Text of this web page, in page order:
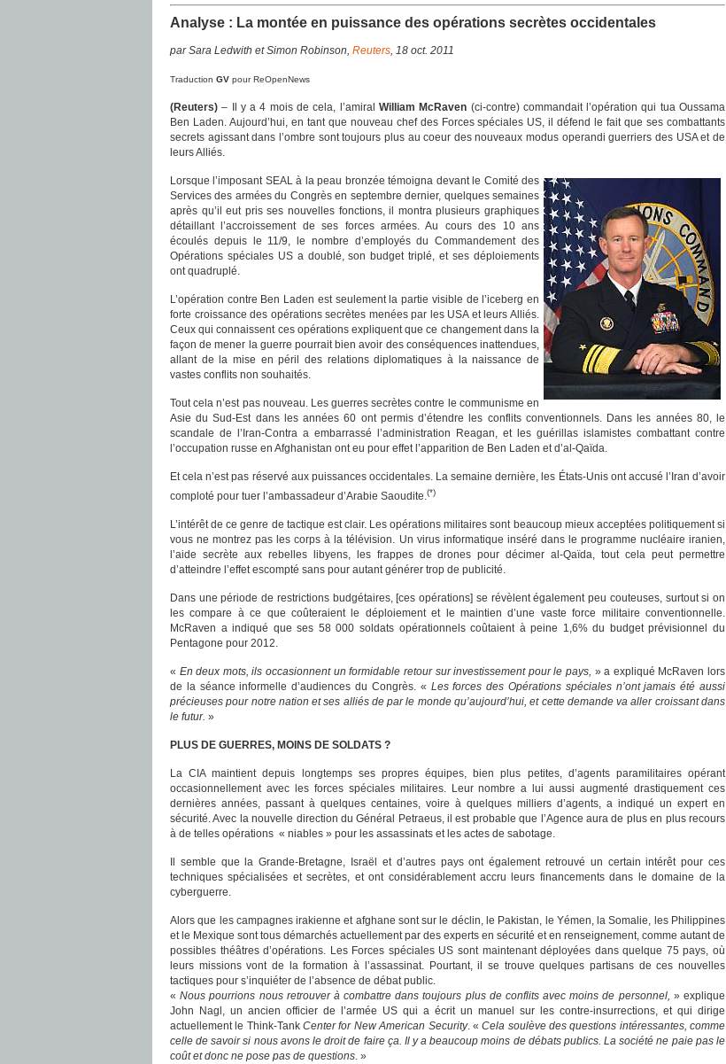
Analyse : La montée en puissance des opérations secrètes occidentales
par Sara Ledwith et Simon Robinson, Reuters, 18 oct. 2011
Traduction GV pour ReOpenNews
(Reuters) – Il y a 4 mois de cela, l’amiral William McRaven (ci-contre) commandait l’opération qui tua Oussama
Ben Laden. Aujourd’hui, en tant que nouveau chef des Forces spéciales US, il défend le fait que ses combattants
secrets agissant dans l’ombre sont toujours plus au coeur des nouveaux modus operandi guerriers des USA et de
leurs Alliés.
Lorsque l’imposant SEAL à la peau bronzée témoigna devant le Comité des
Services des armées du Congrès en septembre dernier, quelques semaines
après qu’il eut pris ses nouvelles fonctions, il montra plusieurs graphiques
détaillant l’accroissement de ses forces armées. Au cours des 10 ans
écoulés depuis le 11/9, le nombre d’employés du Commandement des
Opérations spéciales US a doublé, son budget triplé, et ses déploiements
ont quadruplé.
L’opération contre Ben Laden est seulement la partie visible de l’iceberg en
forte croissance des opérations secrètes menées par les USA et leurs Alliés.
Ceux qui connaissent ces opérations expliquent que ce changement dans la
façon de mener la guerre pourrait bien avoir des conséquences inattendues,
allant de la mise en péril des relations diplomatiques à la naissance de
vastes conflits non souhaités.
Tout cela n’est pas nouveau. Les guerres secrètes contre le communisme en
Asie du Sud-Est dans les années 60 ont permis d’étendre les conflits conventionnels. Dans les années 80, le
scandale de l’Iran-Contra a embarrassé l’administration Reagan, et les guérillas islamistes combattant contre
l’occupation russe en Afghanistan ont eu pour effet l’apparition de Ben Laden et d’al-Qaïda.
Et cela n’est pas réservé aux puissances occidentales. La semaine dernière, les États-Unis ont accusé l’Iran d’avoir
comploté pour tuer l’ambassadeur d’Arabie Saoudite.(*)
L’intérêt de ce genre de tactique est clair. Les opérations militaires sont beaucoup mieux acceptées politiquement si
vous ne montrez pas les corps à la télévision. Un virus informatique inséré dans le programme nucléaire iranien,
l’aide secrète aux rebelles libyens, les frappes de drones pour décimer al-Qaïda, tout cela peut permettre
d’atteindre l’effet escompté sans pour autant générer trop de publicité.
Dans une période de restrictions budgétaires, [ces opérations] se révèlent également peu couteuses, surtout si on
les compare à ce que coûteraient le déploiement et le maintien d’une vaste force militaire conventionnelle.
McRaven a indiqué que ses 58 000 soldats opérationnels coûtaient à peine 1,6% du budget prévisionnel du
Pentagone pour 2012.
« En deux mots, ils occasionnent un formidable retour sur investissement pour le pays, » a expliqué McRaven lors
de la séance informelle d’audiences du Congrès. « Les forces des Opérations spéciales n’ont jamais été aussi
précieuses pour notre nation et ses alliés de par le monde qu’aujourd’hui, et cette demande va aller croissant dans
le futur. »
PLUS DE GUERRES, MOINS DE SOLDATS ?
La CIA maintient depuis longtemps ses propres équipes, bien plus petites, d’agents paramilitaires opérant
occasionnellement avec les forces spéciales militaires. Leur nombre a lui aussi augmenté drastiquement ces
dernières années, passant à quelques centaines, voire à quelques milliers d’agents, a indiqué un expert en
sécurité. Avec la nouvelle direction du Général Petraeus, il est probable que l’Agence aura de plus en plus recours
à de telles opérations « niables » pour les assassinats et les actes de sabotage.
Il semble que la Grande-Bretagne, Israël et d’autres pays ont également retrouvé un certain intérêt pour ces
techniques spécialisées et secrètes, et ont considérablement accru leurs financements dans le domaine de la
cyberguerre.
Alors que les campagnes irakienne et afghane sont sur le déclin, le Pakistan, le Yémen, la Somalie, les Philippines
et le Mexique sont tous démarchés actuellement par des experts en sécurité et en renseignement, comme autant de
possibles théâtres d’opérations. Les Forces spéciales US sont maintenant déployées dans quelque 75 pays, où
leurs missions vont de la formation à l’assassinat. Pourtant, il se trouve quelques partisans de ces nouvelles
tactiques pour s’inquiéter de l’absence de débat public.
«Nous pourrions nous retrouver à combattre dans toujours plus de conflits avec moins de personnel, » explique
John Nagl, un ancien officier de l’armée US qui a écrit un manuel sur les contre-insurrections, et qui dirige
actuellement le Think-TankCenter for New American Security. « Cela soulève des questions intéressantes, comme
celle de savoir si nous avons le droit de faire ça. Il y a beaucoup moins de débats publics. La société ne paie pas le
coût et donc ne pose pas de questions. »